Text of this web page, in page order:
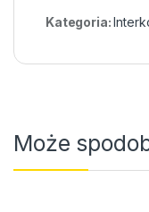
Kategoria:
Może